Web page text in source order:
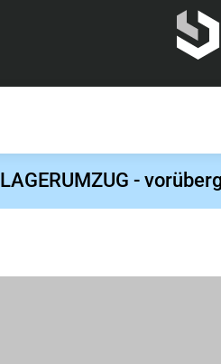
LAGERUMZUG -